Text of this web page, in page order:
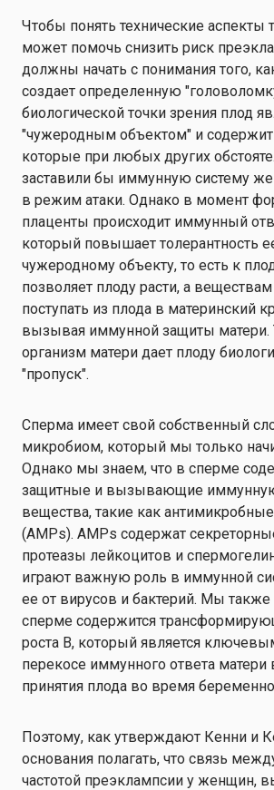
Чтобы понять технические аспекты
может помочь снизить риск
должны начать с понимания того,
создает определенную
биологической точки зрения плод
"чужеродным объектом" и содержит
которые при любых других
заставили бы иммунную систему
в режим атаки. Однако в момент
плаценты происходит иммунный
который повышает толерантность
чужеродному объекту, то есть к
позволяет плоду расти, а
поступать из плода в материнский
вызывая иммунной защиты матери.
организм матери дает плоду
"пропуск".
Сперма имеет свой собственный
микробиом, который мы только
Однако мы знаем, что в сперме
защитные и вызывающие иммунную
вещества, такие как
(AMPs). AMPs содержат
протеазы лейкоцитов и
играют важную роль в иммунной
ее от вирусов и бактерий. Мы также
сперме содержится
роста B, который является
перекосе иммунного ответа матери
принятия плода во время
Поэтому, как утверждают Кенни и
основания полагать, что связь
частотой преэклампсии у женщин,